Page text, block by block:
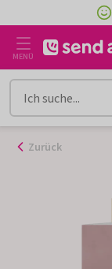
Inhalt
gehen
MENÜ
Zurück